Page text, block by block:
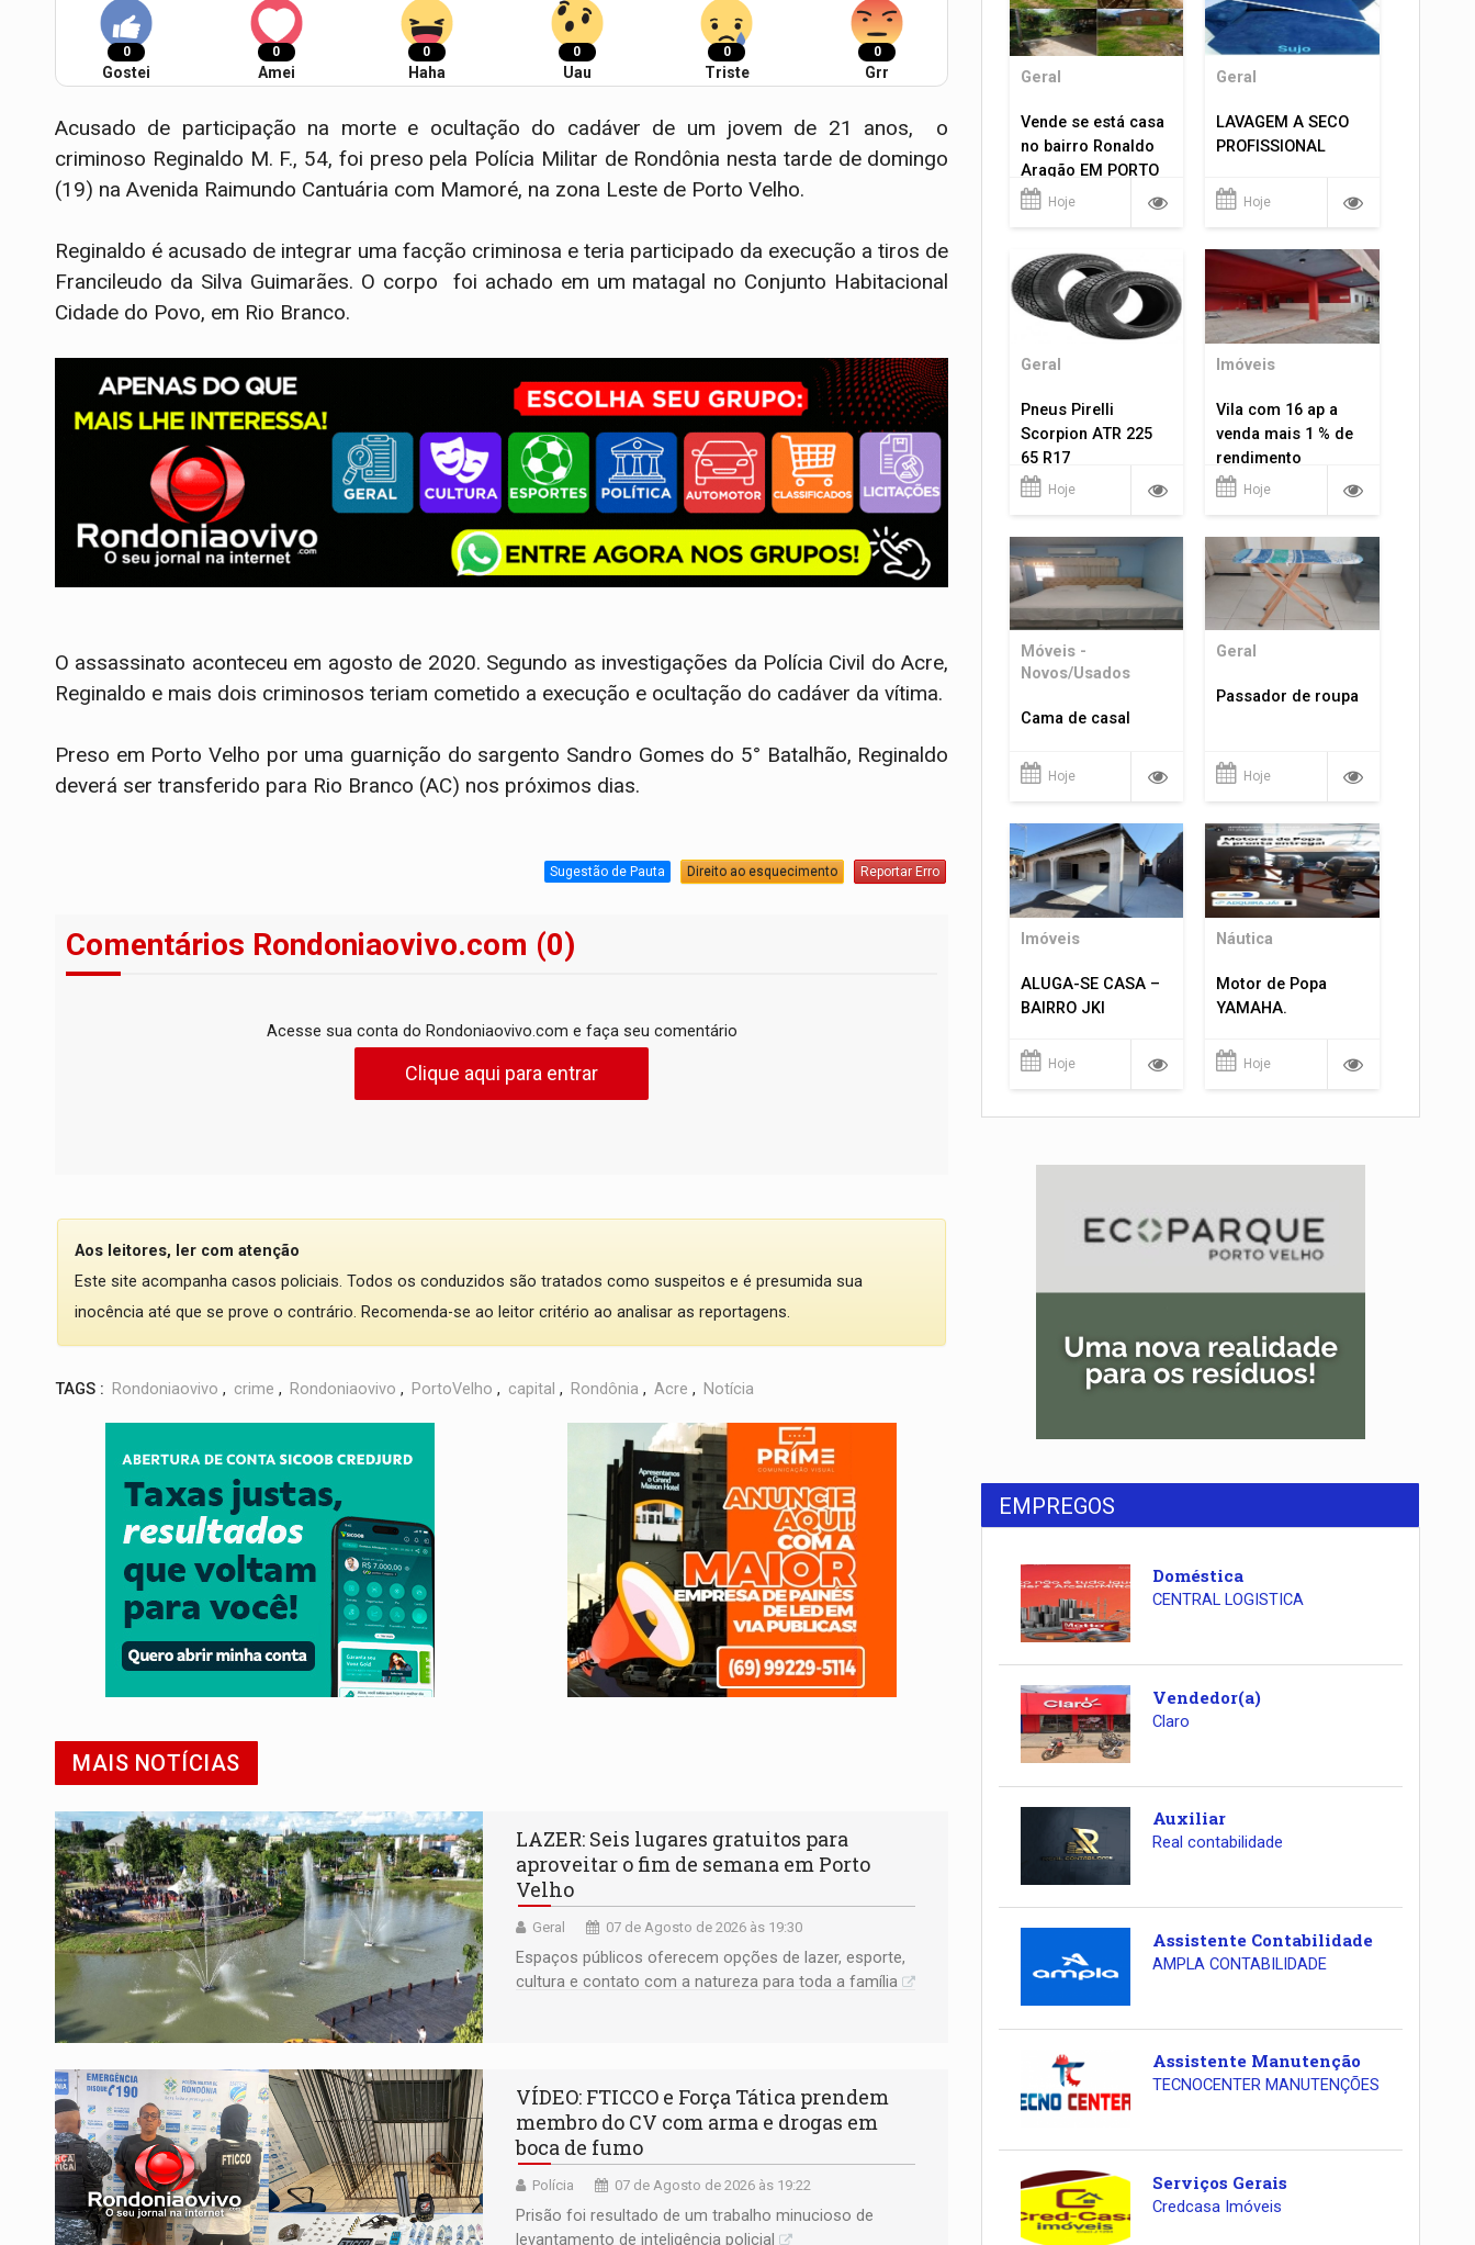
0
Gostei
0
Amei
0
Haha
0
Uau
0
Triste
0
Grr
Acusado de participação na morte e ocultação do cadáver de um jovem de 21 anos, o
criminoso Reginaldo M. F., 54, foi preso pela Polícia Militar de Rondônia nesta tarde de domingo
(19) na Avenida Raimundo Cantuária com Mamoré, na zona Leste de Porto Velho.
Reginaldo é acusado de integrar uma facção criminosa e teria participado da execução a tiros de
Francileudo da Silva Guimarães. O corpo foi achado em um matagal no Conjunto Habitacional
Cidade do Povo, em Rio Branco.
O assassinato aconteceu em agosto de 2020. Segundo as investigações da Polícia Civil do Acre,
Reginaldo e mais dois criminosos teriam cometido a execução e ocultação do cadáver da vítima.
Preso em Porto Velho por uma guarnição do sargento Sandro Gomes do 5° Batalhão, Reginaldo
deverá ser transferido para Rio Branco (AC) nos próximos dias.
Sugestão de Pauta Direito ao esquecimento Reportar Erro
Comentários Rondoniaovivo.com (0)
Acesse sua conta do Rondoniaovivo.com e faça seu comentário
Clique aqui para entrar
Aos leitores, ler com atenção
Este site acompanha casos policiais. Todos os conduzidos são tratados como suspeitos e é presumida sua
inocência até que se prove o contrário. Recomenda-se ao leitor critério ao analisar as reportagens.
TAGS : Rondoniaovivo , crime , Rondoniaovivo , PortoVelho , capital , Rondônia , Acre , Notícia
MAIS NOTÍCIAS
LAZER: Seis lugares gratuitos para
aproveitar o fim de semana em Porto
Velho
Geral 07 de Agosto de 2026 às 19:30
Espaços públicos oferecem opções de lazer, esporte,
cultura e contato com a natureza para toda a família
VÍDEO: FTICCO e Força Tática prendem
membro do CV com arma e drogas em
boca de fumo
Polícia 07 de Agosto de 2026 às 19:22
Prisão foi resultado de um trabalho minucioso de
levantamento de inteligência policial
Geral
Vende se está casa
no bairro Ronaldo
Aragão EM PORTO
VELHO RO.
Hoje
Geral
LAVAGEM A SECO
PROFISSIONAL
Hoje
Geral
Pneus Pirelli
Scorpion ATR 225
65 R17
Hoje
Imóveis
Vila com 16 ap a
venda mais 1 % de
rendimento
Hoje
Móveis -
Novos/Usados
Cama de casal
Hoje
Geral
Passador de roupa
Hoje
Imóveis
ALUGA-SE CASA –
BAIRRO JKI
Hoje
Náutica
Motor de Popa
YAMAHA.
Hoje
EMPREGOS
Doméstica
CENTRAL LOGISTICA
Vendedor(a)
Claro
Auxiliar
Real contabilidade
Assistente Contabilidade
AMPLA CONTABILIDADE
Assistente Manutenção
TECNOCENTER MANUTENÇÕES
Serviços Gerais
Credcasa Imóveis